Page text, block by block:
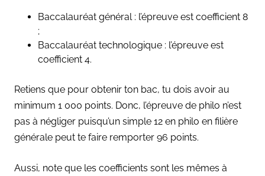
Baccalauréat général : l’épreuve est coefficient 8
;
Baccalauréat technologique : l’épreuve est
coefficient 4.
Retiens que pour obtenir ton bac, tu dois avoir au
minimum 1 000 points. Donc, l’épreuve de philo n’est
pas à négliger puisqu’un simple 12 en philo en filière
générale peut te faire remporter 96 points.
Aussi, note que les coefficients sont les mêmes à